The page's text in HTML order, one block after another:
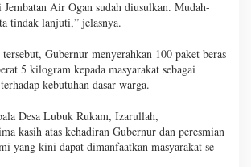
Air Ogan sudah diusulkan. Mudah-
tindak lanjuti,” jelasnya.
Gubernur menyerahkan 100 paket beras
5 kilogram kepada masyarakat sebagai
kebutuhan dasar warga.
Desa Lubuk Rukam, Izarullah,
kasih atas kehadiran Gubernur dan peresmian
yang kini dapat dimanfaatkan masyarakat se-